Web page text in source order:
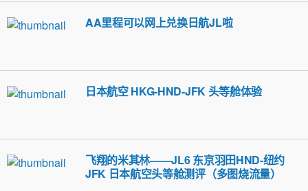
AA里程可以网上兑换日航JL啦
日本航空 HKG-HND-JFK 头等舱体验
飞翔的米其林——JL6 东京羽田HND-纽约
JFK 日本航空头等舱测评（多图烧流量）